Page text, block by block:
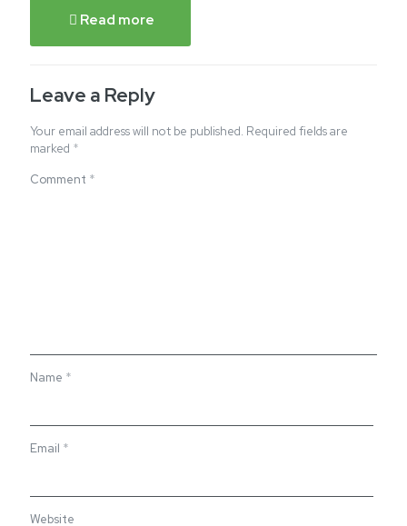
Read more
Leave a Reply
Your email address will not be published. Required fields are
marked *
Comment *
Name *
Email *
Website